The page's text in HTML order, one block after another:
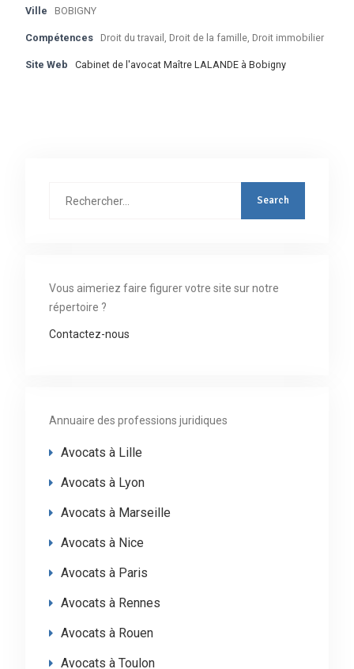
Ville BOBIGNY
Compétences Droit du travail, Droit de la famille, Droit immobilier
Site Web Cabinet de l'avocat Maître LALANDE à Bobigny
Vous aimeriez faire figurer votre site sur notre
répertoire ?
Contactez-nous
Annuaire des professions juridiques
Avocats à Lille
Avocats à Lyon
Avocats à Marseille
Avocats à Nice
Avocats à Paris
Avocats à Rennes
Avocats à Rouen
Avocats à Toulon